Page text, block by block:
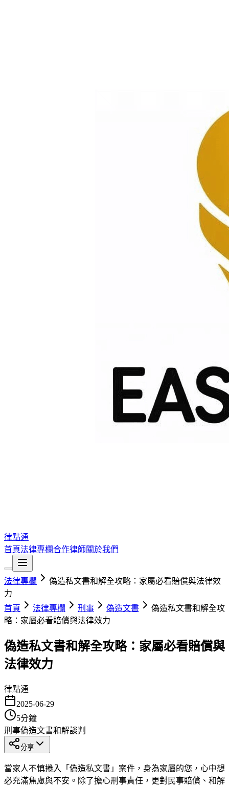
律點通
首頁法律專欄合作律師關於我們
法律專欄
偽造私文書和解全攻略：家屬必看賠償與法律效
力
首頁
法律專欄 刑事 偽造文書
偽造私文書和解全攻
略：家屬必看賠償與法律效力
偽造私文書和解全攻略：家屬必看賠償與
法律效力
律點通
2025-06-29
5分鐘
刑事偽造文書和解談判
分享
當家人不慎捲入「偽造私文書」案件，身為家屬的您，心中想
必充滿焦慮與不安。除了擔心刑事責任，更對民事賠償、和解